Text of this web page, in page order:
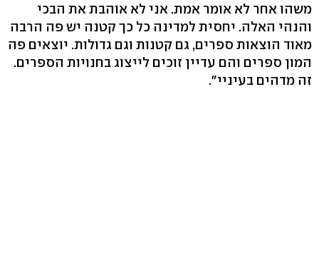
משהו אחר לא אומר אמת. אני לא אוהבת את הבכי
והנהי האלה. יחסית למדינה כל כך קטנה יש פה הרבה
מאוד הוצאות ספרים, גם קטנות וגם גדולות. יוצאים פה
המון ספרים והם עדיין זוכים לייצוג בחנויות הספרים.
זה מדהים בעיניי".